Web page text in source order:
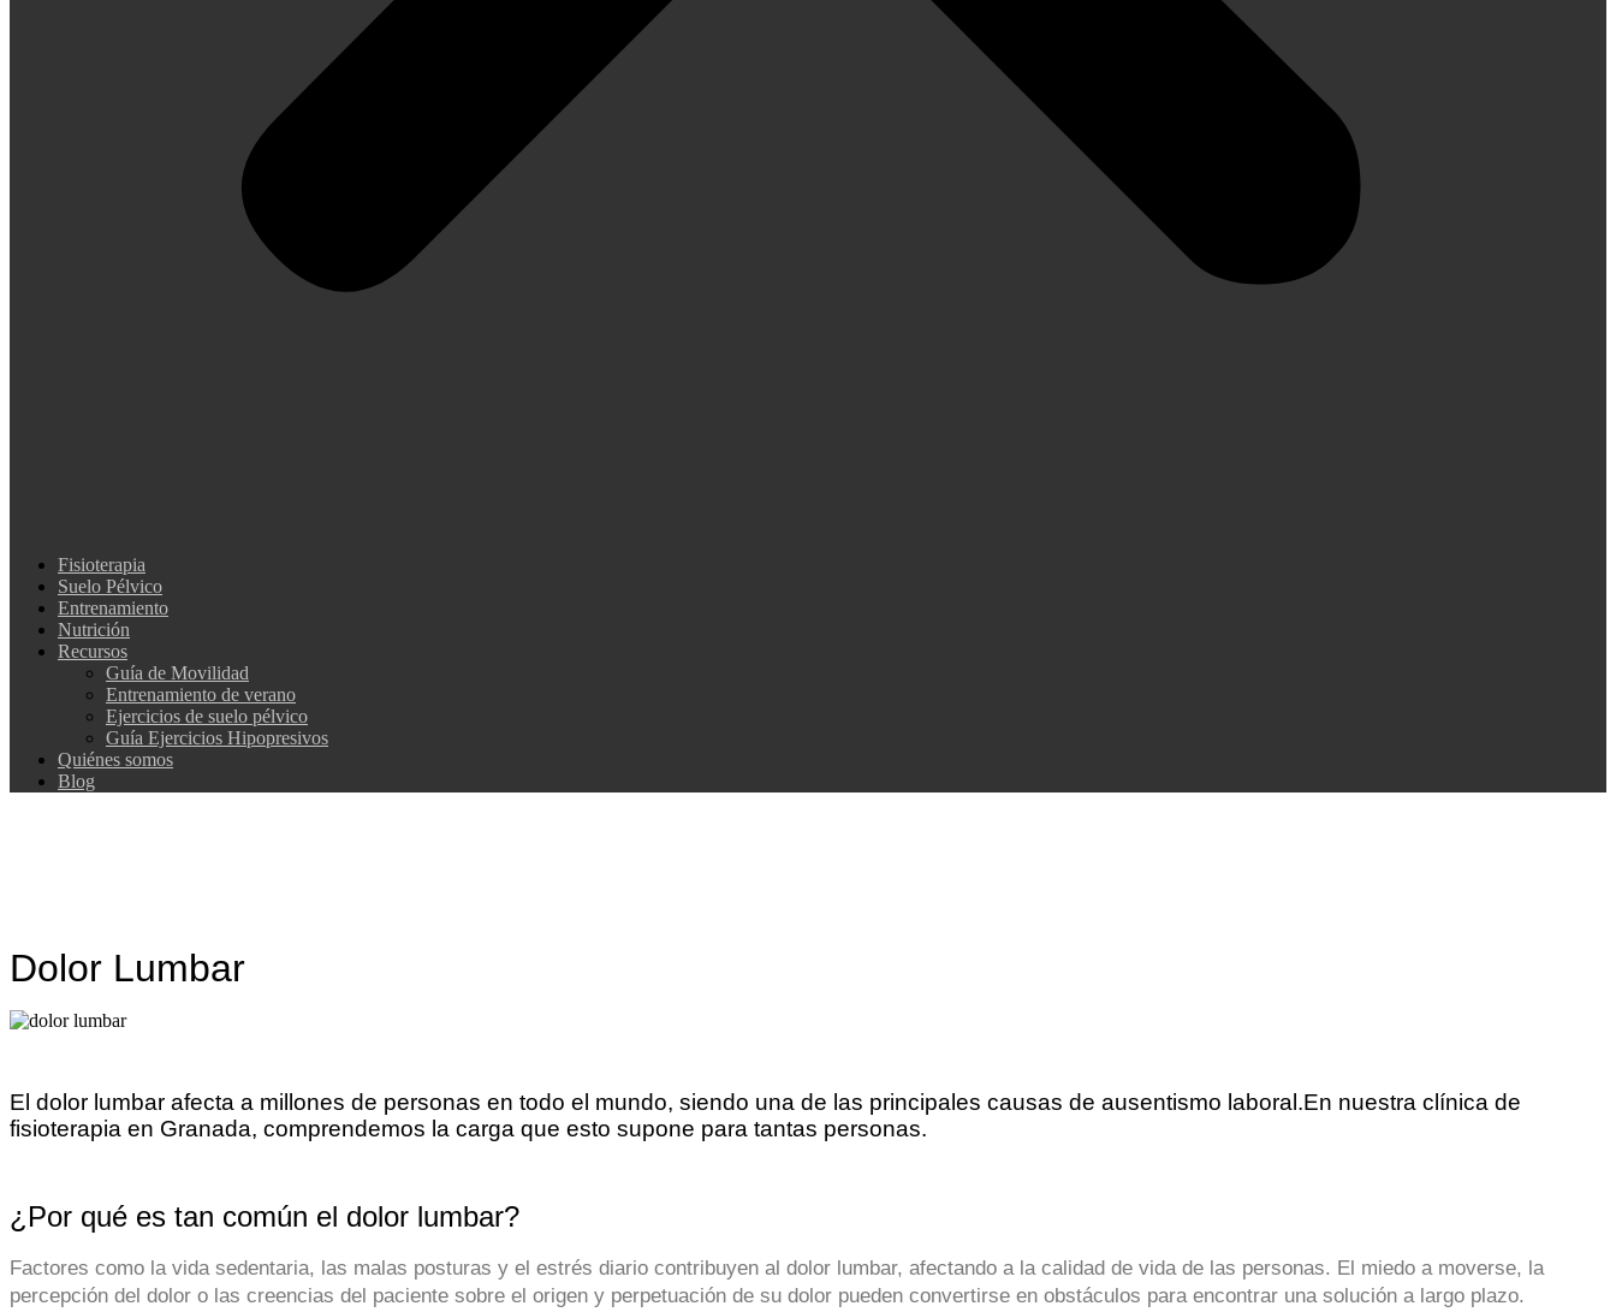
Fisioterapia
Suelo Pélvico
Entrenamiento
Nutrición
Recursos
Guía de Movilidad
Entrenamiento de verano
Ejercicios de suelo pélvico
Guía Ejercicios Hipopresivos
Quiénes somos
Blog
Dolor Lumbar
El dolor lumbar afecta a millones de personas en todo el mundo, siendo una de las principales causas de ausentismo laboral.En nuestra clínica de
fisioterapia en Granada, comprendemos la carga que esto supone para tantas personas.
¿Por qué es tan común el dolor lumbar?
Factores como la vida sedentaria, las malas posturas y el estrés diario contribuyen al dolor lumbar, afectando a la calidad de vida de las personas. El miedo a moverse, la
percepción del dolor o las creencias del paciente sobre el origen y perpetuación de su dolor pueden convertirse en obstáculos para encontrar una solución a largo plazo.